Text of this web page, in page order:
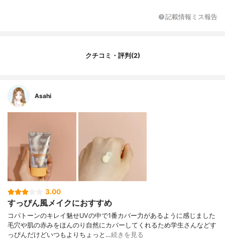
水、メトキシケイヒ酸エチルヘキシル、B
カ、ビスエチルヘキシルオキシフェノール
メトキシフェニルトリアジン、セラミドN
ン、デキストリン、フェノキシエタノー
ル、メチルパラベン、酸化チタン、酸化
鉄、水酸化Al
記載情報ミス報告
クチコミ・評判(2)
Asahi
3.00
すっぴん風メイクにおすすめ
コパトーンのキレイ魅せUVの中で1番カバー力があるように感じました
毛穴や肌の赤みをほんのり自然にカバーしてくれるため学生さんなどす
っぴんだけどいつもよりちょっと…続きを見る